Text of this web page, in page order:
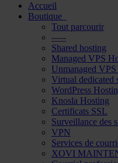
Accueil
Boutique
Tout parcourir
-----
Shared hosting
Managed VPS
Unmanaged
Virtual dedicated
WordPress
Knosla Hosting
Certificats SSL
Surveillance des
VPN
Services de
XOVI